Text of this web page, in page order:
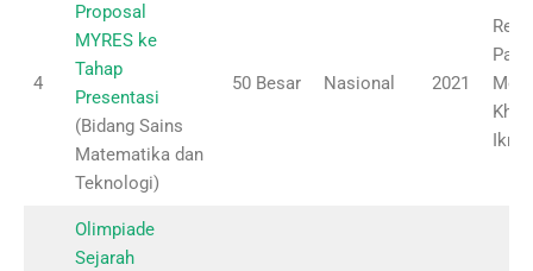
4
Proposal
MYRES ke
Tahap
Presentasi
(Bidang Sains
Matematika dan
Teknologi)
50 Besar Nasional 2021
Reza
Moh.
Olimpiade
Sejarah